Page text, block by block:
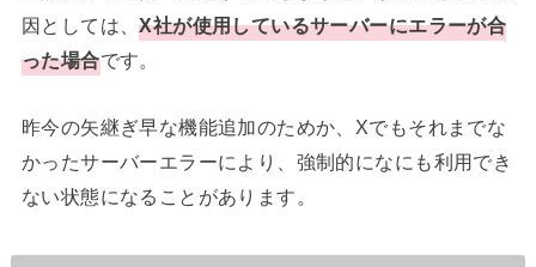
因としては、X社が使用しているサーバーにエラーが合
った場合です。
昨今の矢継ぎ早な機能追加のためか、Xでもそれまでな
かったサーバーエラーにより、強制的になにも利用でき
ない状態になることがあります。